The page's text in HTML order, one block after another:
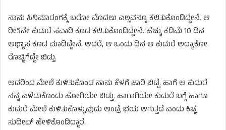
ನಾನು ಸಿನಿಮಾರಂಗಕ್ಕೆ ಬರೋ ಮೊದಲು ಎಲ್ಲವನ್ನೂ ಕಲಿತುಕೊಂಡಿದ್ದೇನೆ. ಆ
ರೀತಿನೇ ಕುದುರೆ ಸವಾರಿ ಕೂಡ ಕಲಿತುಕೊಂಡಿದ್ದೇನೆ. ಹೆಚ್ಚು ಕಡಿಮೆ 10 ದಿನ
ಅಭ್ಯಾಸ ಕೂಡ ಮಾಡಿದ್ದೇನೆ. ಆದರೆ, ಆ ಒಂದು ದಿನ ಆ ಕುದುರೆ ಅದ್ಯಾಕೋ
ರೊಚ್ಚಿಗೆದ್ದೇ ಬಿಡ್ತು.
ಅದರಿಂದ ಮೇಲೆ ಕುಳಿತುಕೊಂಡ ನಾನು ಕೆಳಗೆ ಜಾರಿ ಬಿಟ್ಟೆ. ಹಾಗೆ ಆ ಕುದುರೆ
ನನ್ನ ಎಳೆದುಕೊಂಡು ಹೋಗಿಯೇ ಬಿಡ್ತು. ಹಾಗಾಗಿಯೇ ಕುದುರೆ ಬಗ್ಗೆ ಹಾಗೂ
ಕುದುರೆ ಮೇಲೆ ಕುಳಿತುಕೊಳ್ಳುವುದು ಅಂದ್ರೆ ಭಯ ಆಗುತ್ತದೆ ಎಂದು ಕಿಚ್ಚ
ಸುದೀಪ್ ಹೇಳಿಕೊಂಡಿದ್ದಾರೆ.